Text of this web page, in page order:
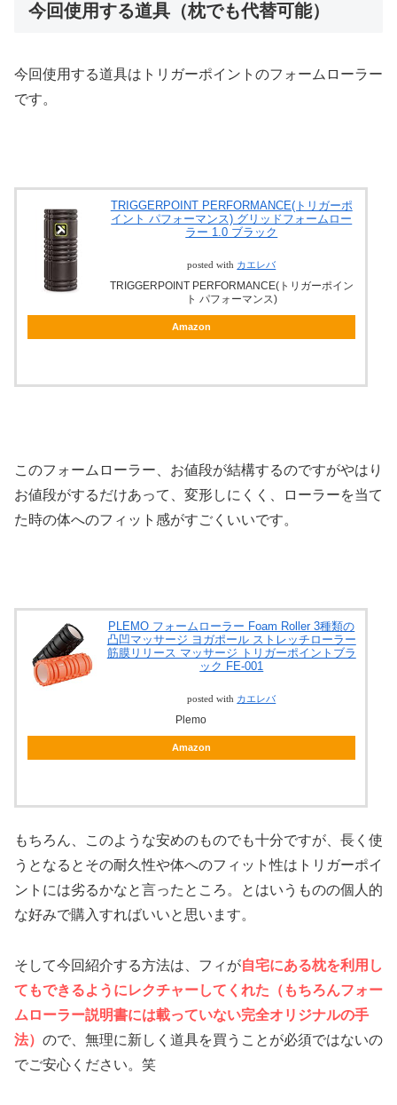
今回使用する道具（枕でも代替可能）
今回使用する道具はトリガーポイントのフォームローラー
です。
TRIGGERPOINT PERFORMANCE(トリガーポ
イント パフォーマンス) グリッドフォームロー
ラー 1.0 ブラック
posted with カエレバ
TRIGGERPOINT PERFORMANCE(トリガーポイン
ト パフォーマンス)
Amazon
このフォームローラー、お値段が結構するのですがやはり
お値段がするだけあって、変形しにくく、ローラーを当て
た時の体へのフィット感がすごくいいです。
PLEMO フォームローラー Foam Roller 3種類の
凸凹マッサージ ヨガポール ストレッチローラー
筋膜リリース マッサージ トリガーポイントブラ
ック FE-001
posted with カエレバ
Plemo
Amazon
もちろん、このような安めのものでも十分ですが、長く使
うとなるとその耐久性や体へのフィット性はトリガーポイ
ントには劣るかなと言ったところ。とはいうものの個人的
な好みで購入すればいいと思います。
そして今回紹介する方法は、フィが自宅にある枕を利用し
てもできるようにレクチャーしてくれた（もちろんフォー
ムローラー説明書には載っていない完全オリジナルの手
法） ので、無理に新しく道具を買うことが必須ではないの
でご安心ください。笑